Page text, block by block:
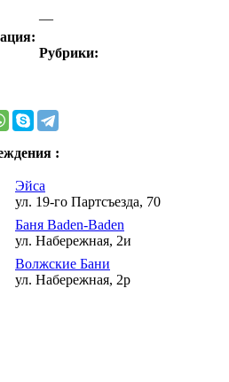
—
Рубрики:
:
Эйса
ул. 19-го Партсъезда, 70
Баня Baden-Baden
ул. Набережная, 2и
Волжские Бани
ул. Набережная, 2р